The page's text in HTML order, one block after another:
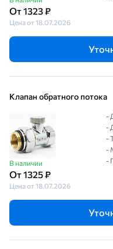
От 1323 ₽
Цена от 18.07.2026
Клапан обратного потока
В наличии
От 1325 ₽
Цена от 18.07.2026
-
-
-
-
-